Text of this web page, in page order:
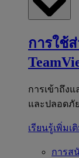
การใช้
การเข้าถึง
และปลอดภัย
เรียนรู้เพิ่มเ
การส